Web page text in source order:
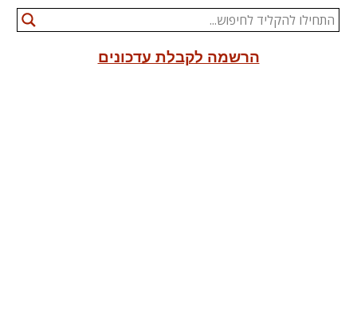
הרשמה לקבלת עדכונים